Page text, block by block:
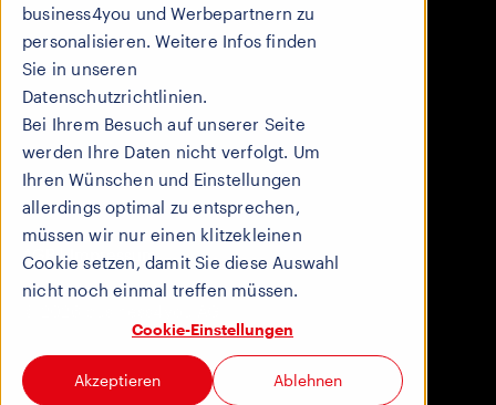
business4you und Werbepartnern zu
personalisieren. Weitere Infos finden
Sie in unseren
Datenschutzrichtlinien.
Bei Ihrem Besuch auf unserer Seite
werden Ihre Daten nicht verfolgt. Um
Ihren Wünschen und Einstellungen
allerdings optimal zu entsprechen,
müssen wir nur einen klitzekleinen
Cookie setzen, damit Sie diese Auswahl
nicht noch einmal treffen müssen.
Cookie-Einstellungen
Akzeptieren Ablehnen
HONG KONG
Unit 1706, 17/F
177-183 Wing Lok Street
Hongkong
AGB | Impressum